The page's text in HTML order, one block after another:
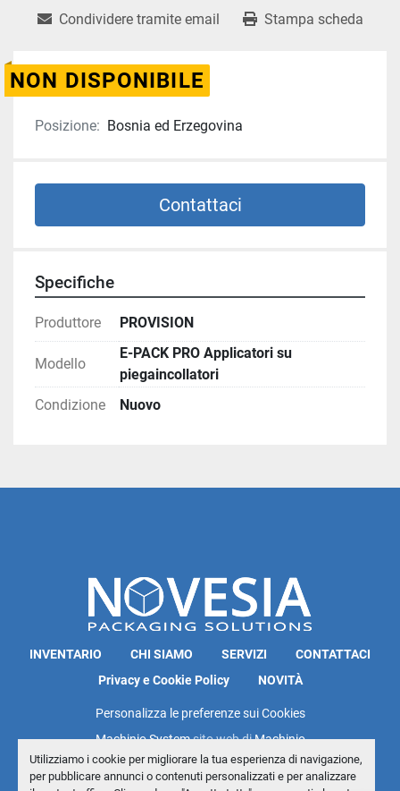
Utilizziamo i cookie per migliorare la tua esperienza di navigazione,
per pubblicare annunci o contenuti personalizzati e per analizzare
Condividere tramite email Stampa scheda
NON DISPONIBILE
Posizione: Bosnia ed Erzegovina
Contattaci
Specifiche
Produttore PROVISION
Modello
E-PACK PRO Applicatori su
piegaincollatori
Condizione
Nuovo
INVENTARIO CHI SIAMO SERVIZI
CONTATTACI
Privacy e Cookie Policy
NOVITÀ
Personalizza le preferenze sui Cookies
Machinio Systemsito web diMachinio